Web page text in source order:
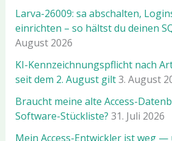
Larva-26009: sa abschalten,
einrichten – so hältst du deinen
August 2026
KI-Kennzeichnungspflicht nach
seit dem 2. August gilt3. August
Braucht meine alte Access-
Software-Stückliste? 31. Juli 2026
Mein Access-Entwickler ist weg —